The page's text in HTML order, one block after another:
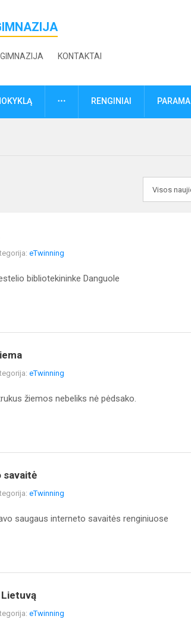
KONTAKTAI
DAUGIAURENGINIAI PARAMA
eTwinning
bibliotekininke Danguole
eTwinning
žiemos nebeliks nė pėdsako.
savaitė
eTwinning
saugaus interneto savaitės renginiuose
Lietuvą
eTwinning